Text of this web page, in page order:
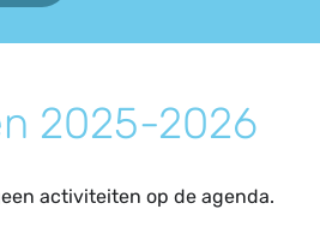
2025-2026
activiteiten op de agenda.